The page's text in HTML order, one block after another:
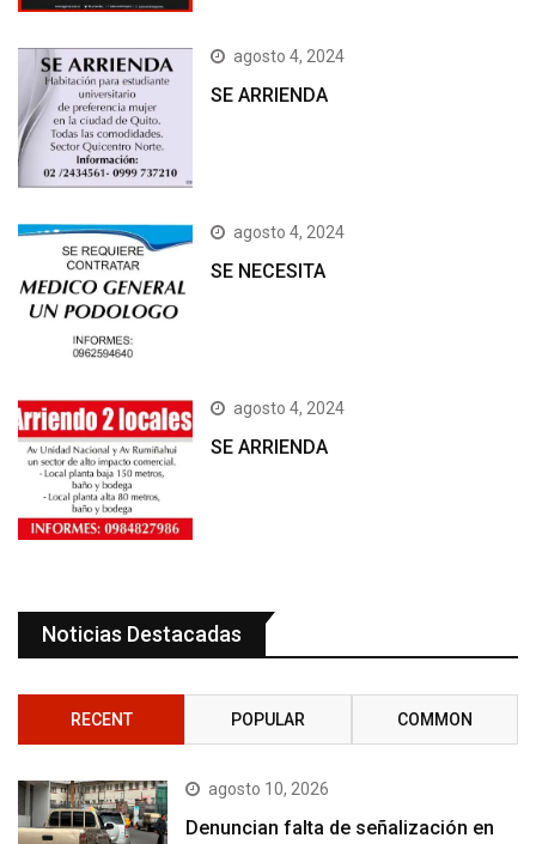
agosto 4, 2024
SE ARRIENDA
agosto 4, 2024
SE NECESITA
agosto 4, 2024
SE ARRIENDA
Noticias Destacadas
RECENT POPULAR COMMON
agosto 10, 2026
Denuncian falta de señalización en